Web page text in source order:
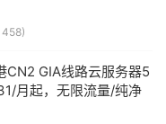
CN2 GIA线路云服务器5
月起，无限流量/纯净